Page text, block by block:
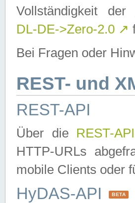
Vollständigkeit
DL-DE->Zero-2.0 ↗
Bei Fragen oder
REST- und
REST-API
Über die REST-API
HTTP-URLs
mobile Clients oder
HyDAS-API BETA